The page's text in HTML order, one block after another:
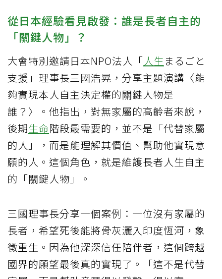
從日本經驗看見啟發：誰是長者自主的
「關鍵人物」？
大會特別邀請日本NPO法人「人生 まるごと
支援」理事長三國浩晃，分享主題演講〈能
夠實現本人自主決定權的關鍵人物是
誰？〉。他指出，對無家屬的高齡者來說，
後期生命階段最需要的，並不是「代替家屬
的人」，而是能理解其價值、幫助他實現意
願的人。這個角色，就是維護長者人生自主
的「關鍵人物」。
三國理事長分享一個案例：一位沒有家屬的
長者，希望死後能將骨灰灑入印度恆河，象
徵重生。因為他深深信任陪伴者，這個跨越
國界的願望最後真的實現了。「這不是代替